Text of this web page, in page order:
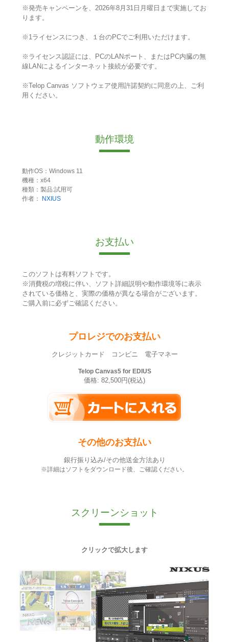
※発売キャンペーンを、2026年8月31日月曜日まで実施してお
ります。
※1ライセンスにつき、１台のPCでご利用いただけます。
※ライセンス認証には、PCのLANポート、またはPC内臓の無
線LANによるインターネット接続が必要です。
※Telop Canvas ソフトウェア使用許諾契約に同意の上、ご利
用ください。
動作環境
動作OS：Windows 11
機種：x64
種類：製品:試用可
作者：
NXIUS
お支払い
このソフトは有料ソフトです。
※消費税の増税に伴い、ソフト詳細説明や動作環境等に表示
されている価格と、実際の価格が異なる場合がございます。
ご購入前に必ずご確認ください。
プロレジでのお支払い
クレジットカード コンビニ 電子マネー
Telop Canvas5 for EDIUS
価格: 82,500円(税込)
その他のお支払い
銀行振り込み/その他送金方法あり
※詳細はソフトをダウンロード後、ご確認ください。
スクリーンショット
クリックで拡大します